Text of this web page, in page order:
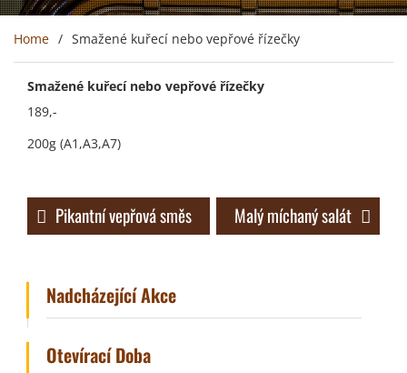
Home Smažené kuřecí nebo vepřové řízečky
Smažené kuřecí nebo vepřové řízečky
189,-
200g (A1,A3,A7)
Navigace
pro
Pikantní vepřová směs Malý míchaný salát
Nadcházející Akce
Otevírací Doba